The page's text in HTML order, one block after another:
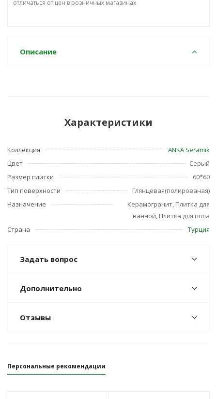
отличаться от цен в розничных магазинах
Описание
Характеристики
Коллекция
ANKA Seramik
Цвет
Серый
Размер плитки
60*60
Тип поверхности
Глянцевая(полированая)
Назначение
Керамогранит, Плитка для
ванной, Плитка для пола
Страна
Турция
Задать вопрос
Дополнительно
Отзывы
Персональные рекомендации